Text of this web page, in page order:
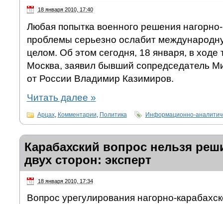
18 января 2010, 17:40
Любая попытка военного решения
проблемы серьезно ослабит
целом. Об этом сегодня, 18 января, в ходе
Москва, заявил бывший сопредседатель
от России Владимир Казимиров.
Читать далее »
Арцах, Комментарии Политика Информационно-
Карабахский вопрос нельзя
двух сторон: эксперт
18 января 2010, 17:34
Вопрос урегулирования нагорно-